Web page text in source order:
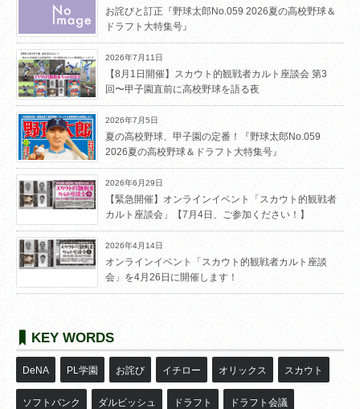
お詫びと訂正『野球太郎No.059 2026夏の高校野球＆
ドラフト大特集号』
2026年7月11日
【8月1日開催】スカウト的観戦者カルト座談会 第3
回〜甲子園直前に高校野球を語る夜
2026年7月5日
夏の高校野球、甲子園の定番！『野球太郎No.059
2026夏の高校野球＆ドラフト大特集号』
2026年6月29日
【緊急開催】オンラインイベント「スカウト的観戦者
カルト座談会」【7月4日、ご参加ください！】
2026年4月14日
オンラインイベント「スカウト的観戦者カルト座談
会」を4月26日に開催します！
KEY WORDS
DeNA PL学園 お詫び イチロー オリックス スカウト
ソフトバンク ダルビッシュ ドラフト ドラフト会議